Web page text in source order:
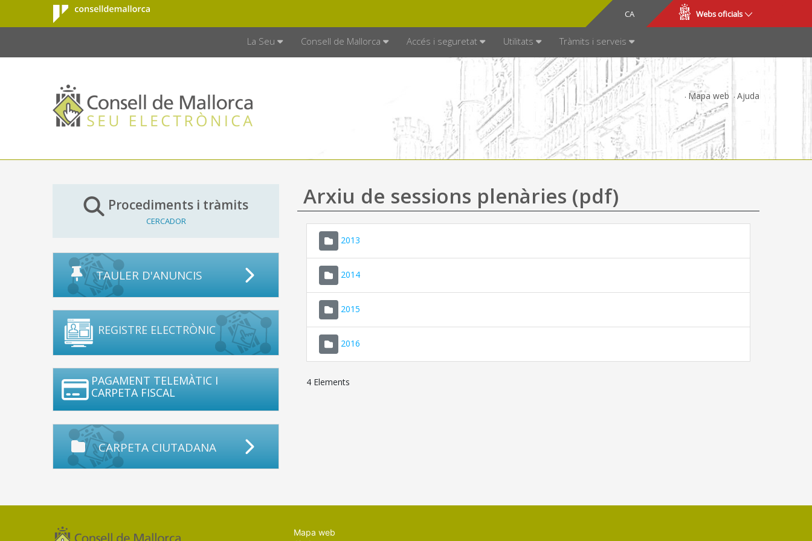
Salta al contingut principal
Consell de
Mallorca
CA
ES Webs oficials
La Seu Consell de Mallorca Accés i seguretat Utilitats Tràmits i serveis
Mapa web Ajuda
Procediments i tràmits
CERCADOR
TAULER D'ANUNCIS
REGISTRE ELECTRÒNIC
PAGAMENT TELEMÀTIC I
CARPETA FISCAL
CARPETA CIUTADANA
Arxiu de sessions plenàries (pdf)
2013
2014
2015
2016
4 Elements
Mapa web